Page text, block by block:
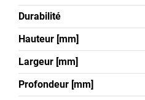
Durabilité
Hauteur [mm]
Largeur [mm]
Profondeur [mm]